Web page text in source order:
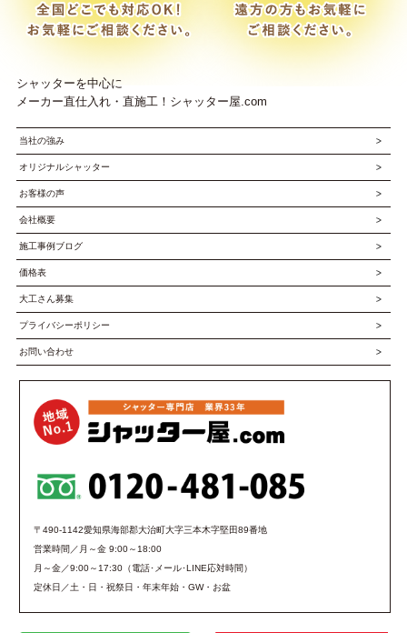
シャッターを中心に
メーカー直仕入れ・直施工！シャッター屋.com
当社の強み
オリジナルシャッター
お客様の声
会社概要
施工事例ブログ
価格表
大工さん募集
プライバシーポリシー
お問い合わせ
〒490-1142愛知県海部郡大治町大字三本木字堅田89番地
営業時間／月～金 9:00～18:00
月～金／9:00～17:30（電話･メール･LINE応対時間）
定休日／土・日・祝祭日・年末年始・GW・お盆